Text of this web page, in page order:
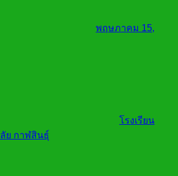
พฤษภาคม 15,
โรงเรียน
ย กาฬสินธุ์